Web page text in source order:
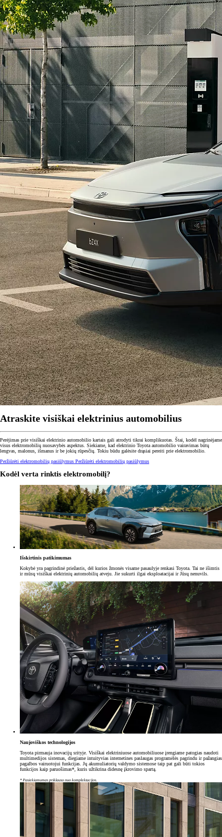
Atraskite visiškai elektrinius automobilius
Perėjimas prie visiškai elektrinio automobilio kartais gali atrodyti tikrai komplikuotas. Štai, kodėl nagrinėjame
visus elektromobilių nuosavybės aspektus. Siekiame, kad elektrinio Toyota automobilio vairavimas būtų
lengvas, malonus, išmanus ir be jokių rūpesčių. Tokiu būdu galėsite drąsiai pereiti prie elektromobilio.
Peržiūrėti elektromobilių pasiūlymus Peržiūrėti elektromobilių pasiūlymus
Kodėl verta rinktis elektromobilį?
Išskirtinis patikimumas
Kokybė yra pagrindinė priežastis, dėl kurios žmonės visame pasaulyje renkasi Toyota. Tai ne išimtis
ir mūsų visiškai elektrinių automobilių atveju. Jie sukurti ilgai eksploatacijai ir Jūsų nenuvils.
Naujoviškos technologijos
Toyota pirmauja inovacijų srityje. Visiškai elektriniuose automobiliuose įrengiame patogias naudoti
multimedijos sistemas, diegiame intuityvias internetines paslaugas programėlės pagrindu ir pažangias
pagalbos vairuotojui funkcijas. Jų akumuliatorių valdymo sistemose taip pat gali būti tokios
funkcijos kaip paruošimas*, kuris užtikrina didesnę įkrovimo spartą.
* Pasiekiamumas priklauso nuo komplektacijos.